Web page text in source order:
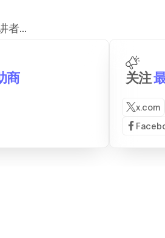
者...
商 关注
x.com